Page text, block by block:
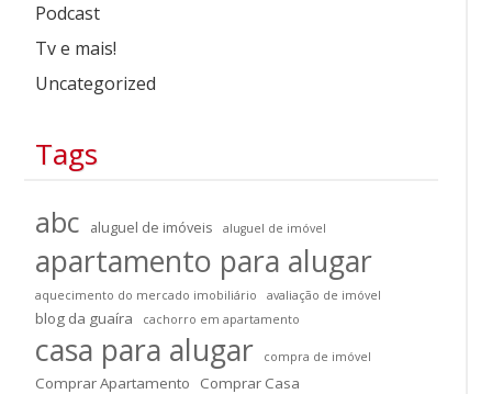
Podcast
Tv e mais!
Uncategorized
Tags
abc aluguel de imóveis aluguel de imóvel
apartamento para alugar
aquecimento do mercado imobiliário avaliação de imóvel
blog da guaíra cachorro em apartamento
casa para alugar compra de imóvel
Comprar Apartamento Comprar Casa